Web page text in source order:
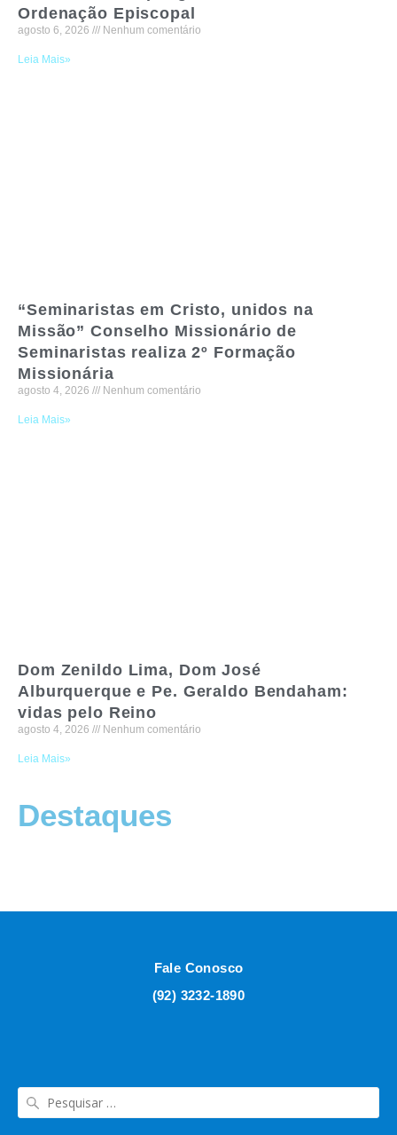
Ordenação Episcopal
agosto 6, 2026 Nenhum comentário
Leia Mais»
“Seminaristas em Cristo, unidos na
Missão” Conselho Missionário de
Seminaristas realiza 2º Formação
Missionária
agosto 4, 2026 Nenhum comentário
Leia Mais»
Dom Zenildo Lima, Dom José
Alburquerque e Pe. Geraldo Bendaham:
vidas pelo Reino
agosto 4, 2026 Nenhum comentário
Leia Mais»
Destaques
Fale Conosco
(92) 3232-1890